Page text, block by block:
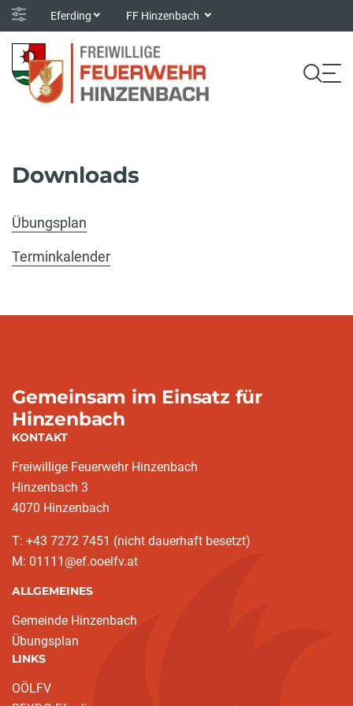
Eferding FF Hinzenbach
Downloads
Übungsplan
Terminkalender
Gemeinsam im Einsatz für
Hinzenbach
KONTAKT
Freiwillige Feuerwehr Hinzenbach
Hinzenbach 3
4070 Hinzenbach
T: +43 7272 7451 (nicht dauerhaft besetzt)
M: 01111@ef.ooelfv.at
ALLGEMEINES
Gemeinde Hinzenbach
Übungsplan
LINKS
OÖLFV